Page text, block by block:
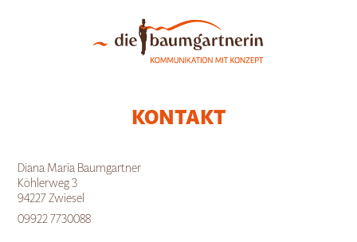
KONTAKT
Diana Maria Baumgartner
Köhlerweg 3
94227 Zwiesel
09922 7730088